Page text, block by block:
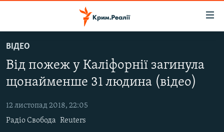
до
основного
матеріалу
Перейти
до
навігації
НОВИНИ
ВОДА.КРИМ
ВІДЕО ТА ФОТО
ПОЛІТИКА
БЛОГИ
ВІДЕО
Від пожеж у Каліфорнії загинула
щонайменше 31 людина (відео)
12 листопад 2018, 22:05
Радіо Свобода Reuters